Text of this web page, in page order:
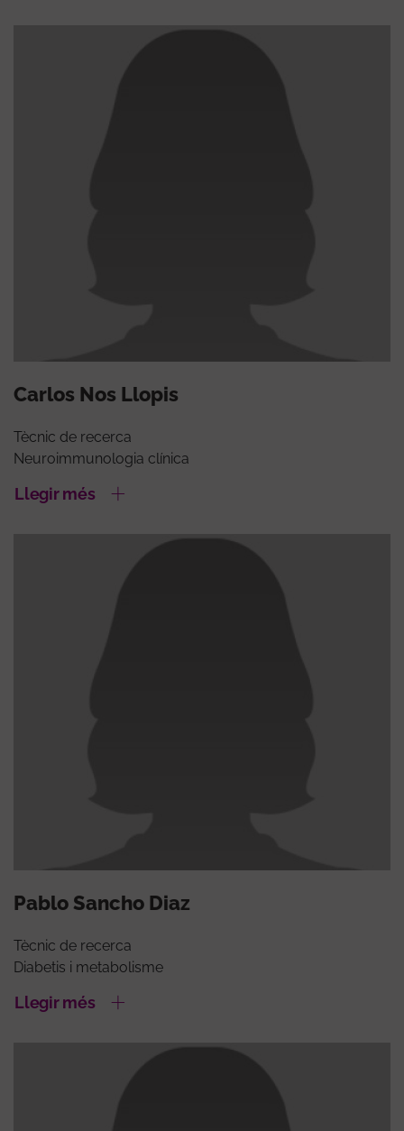
Carlos Nos Llopis
Tècnic de recerca
Neuroimmunologia clínica
Llegir més
Pablo Sancho Diaz
Tècnic de recerca
Diabetis i metabolisme
Llegir més